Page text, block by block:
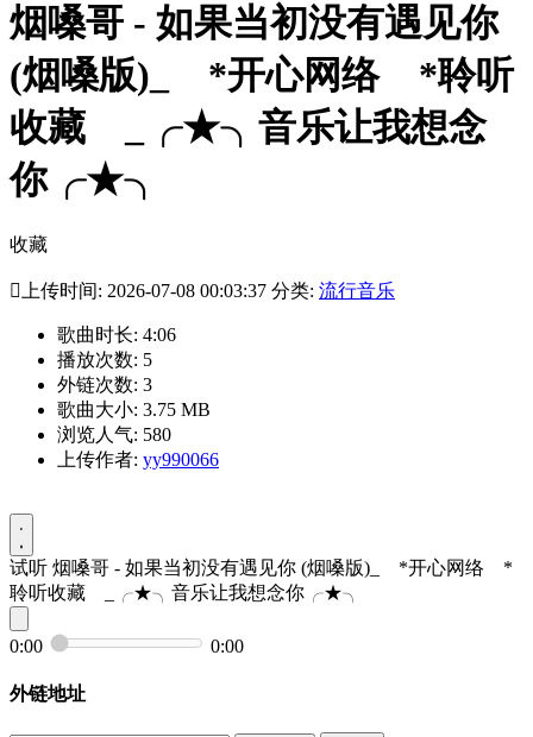
烟嗓哥 - 如果当初没有遇见你
(烟嗓版)_ゞ*开心网络ゞ*聆听
收藏ゞ_╭★╮音乐让我想念
你╭★╮
收藏
 上传时间: 2026-07-08 00:03:37 分类: 流行音乐
歌曲时长: 4:06
播放次数: 5
外链次数: 3
歌曲大小: 3.75 MB
浏览人气: 580
上传作者: yy990066
试听 烟嗓哥 - 如果当初没有遇见你 (烟嗓版)_ゞ*开心网络ゞ*
聆听收藏ゞ_╭★╮音乐让我想念你╭★╮
0:00 0:00
外链地址